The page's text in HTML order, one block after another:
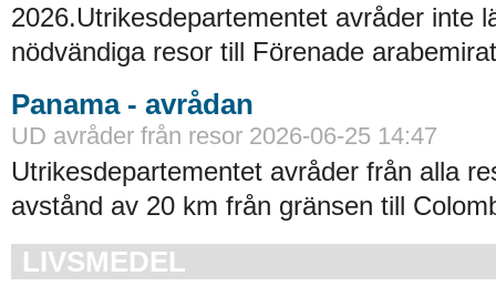
2026.Utrikesdepartementet avråder inte
nödvändiga resor till Förenade
Panama - avrådan
UD avråder från resor 2026-06-25 14:47
Utrikesdepartementet avråder från alla
avstånd av 20 km från gränsen till
LIVSMEDEL